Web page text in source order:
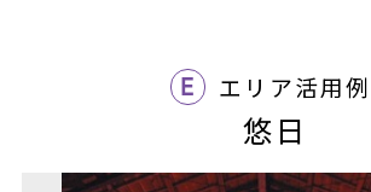
E エリア活用例
悠日